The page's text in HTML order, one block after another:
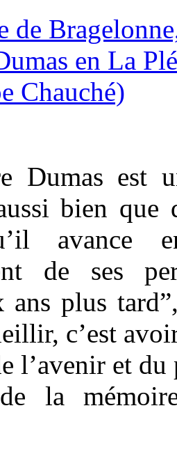
Dumas est
bien que
de ses
ans plus
c’est
l’avenir et
la